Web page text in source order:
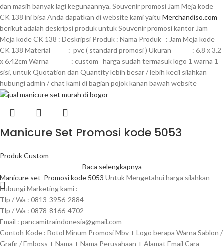
dan masih banyak lagi kegunaannya. Souvenir promosi Jam Meja kode
CK 138 ini bisa Anda dapatkan di website kami yaitu Merchandiso.com
berikut adalah deskripsi produk untuk Souvenir promosi kantor Jam
Meja kode CK 138 : Deskripsi Produk : Nama Produk : Jam Meja kode
CK 138 Material : pvc ( standard promosi ) Ukuran : 6.8 x 3.2
x 6.42cm Warna : custom harga sudah termasuk logo 1 warna 1
sisi, untuk Quotation dan Quantity lebih besar / lebih kecil silahkan
hubungi admin / chat kami di bagian pojok kanan bawah website
Manicure Set Promosi kode 5053
Produk Custom
Baca selengkapnya
Manicure set Promosi kode 5053 Untuk Mengetahui harga silahkan
hubungi Marketing kami :
Tlp / Wa : 0813-3956-2884
Tlp / Wa : 0878-8166-4702
Email : pancamitraindonesia@gmail.com
Contoh Kode : Botol Minum Promosi Mbv + Logo berapa Warna Sablon /
Grafir / Emboss + Nama + Nama Perusahaan + Alamat Email Cara